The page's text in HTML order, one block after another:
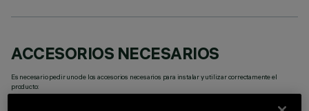
ACCESORIOS NECESARIOS
Es necesario pedir uno de los accesorios necesarios para instalar y utilizar correctamente el
producto: